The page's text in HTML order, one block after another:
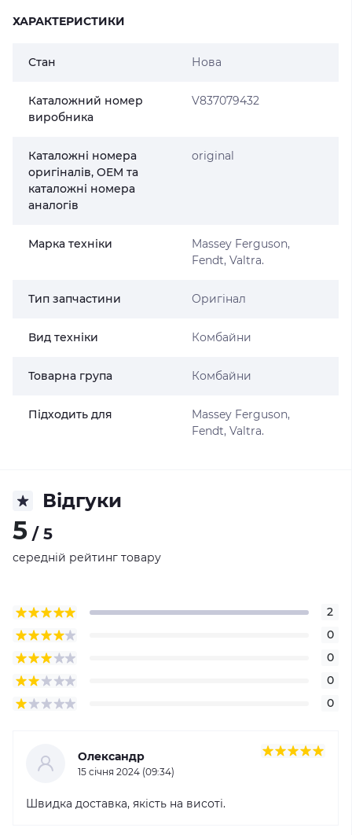
ХАРАКТЕРИСТИКИ
Стан Нова
Каталожний номер
виробника
V837079432
Каталожні номера
оригіналів, OEM та
каталожні номера
аналогів
original
Марка техніки
Massey Ferguson,
Fendt, Valtra.
Тип запчастини Оригінал
Вид техніки Комбайни
Товарна група Комбайни
Підходить для
Massey Ferguson,
Fendt, Valtra.
Відгуки
5 / 5
середній рейтинг товару
2
0
0
0
0
Олександр
15 cічня 2024 (09:34)
Швидка доставка, якість на висоті.